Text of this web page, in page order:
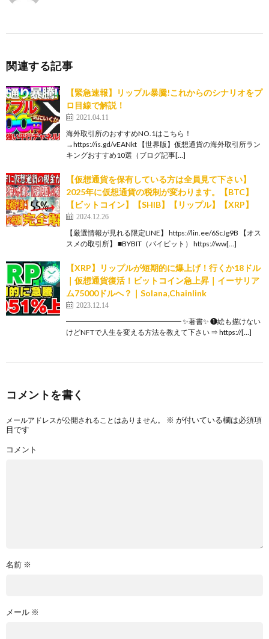
関連する記事
【緊急速報】リップル暴騰!これからのシナリオをプ
ロ目線で解説！
2021.04.11
海外取引所のおすすめNO.1はこちら！
→https://is.gd/vEANkt 【世界版】仮想通貨の海外取引所ラン
キングおすすめ10選（ブログ記事[…]
【仮想通貨を保有している方は全員見て下さい】
2025年に仮想通貨の税制が変わります。【BTC】
【ビットコイン】【SHIB】【リップル】【XRP】
2024.12.26
【厳選情報が見れる限定LINE】 https://lin.ee/6ScJg9B 【オス
スメの取引所】 ■BYBIT（バイビット） https://ww[…]
【XRP】リップルが短期的に爆上げ！行くか18ドル
｜仮想通貨復活！ビットコイン急上昇｜イーサリア
ム75000ドルへ？｜Solana,Chainlink
2023.12.14
━━━━━━━━━━━━━━━━ ✨著書✨ ❶絵も描けない
けどNFTで人生を変える方法を教えて下さい ⇒ https://[…]
コメントを書く
メールアドレスが公開されることはありません。 ※ が付いている欄は必須項
目です
コメント
名前 ※
メール ※